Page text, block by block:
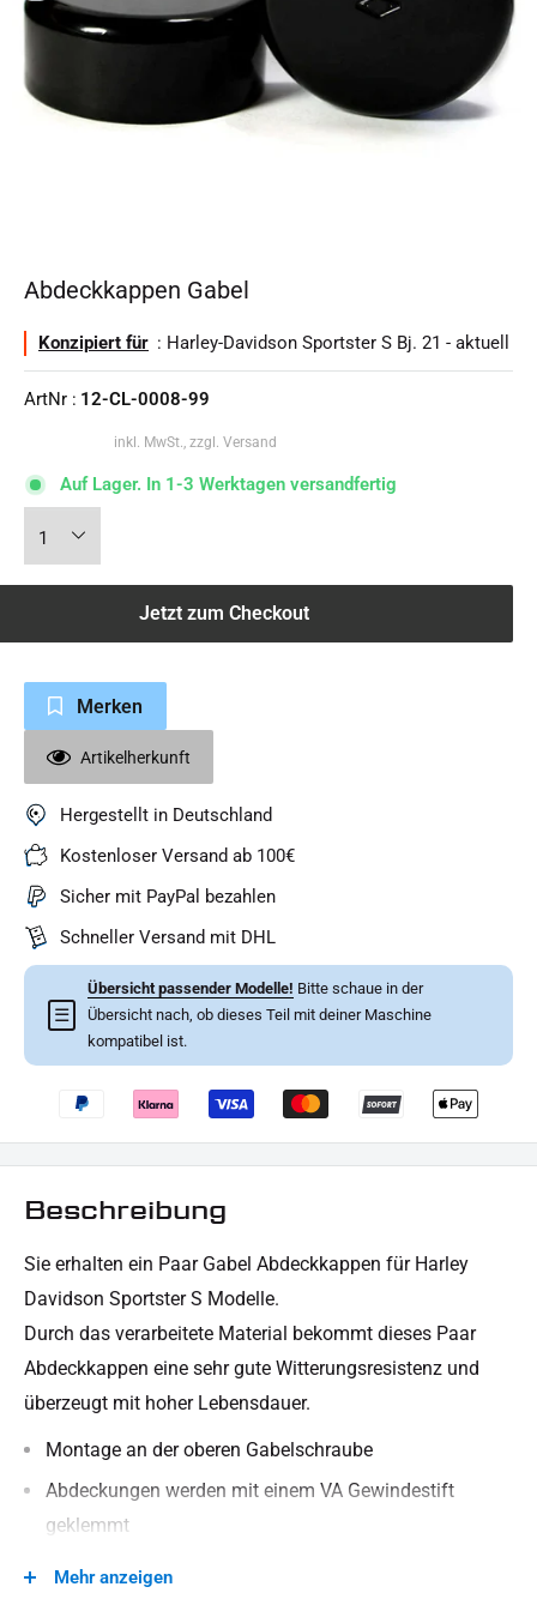
Abdeckkappen Gabel
Konzipiert für : Harley-Davidson Sportster S Bj. 21 - aktuell
ArtNr : 12-CL-0008-99
inkl. MwSt., zzgl. Versand
Auf Lager. In 1-3 Werktagen versandfertig
Jetzt zum Checkout
Merken
Artikelherkunft
Hergestellt in Deutschland
Kostenloser Versand ab 100€
Sicher mit PayPal bezahlen
Schneller Versand mit DHL
☰
Übersicht passender Modelle! Bitte schaue in der
Übersicht nach, ob dieses Teil mit deiner Maschine
kompatibel ist.
Beschreibung
Sie erhalten ein Paar Gabel Abdeckkappen für Harley
Davidson Sportster S Modelle.
Durch das verarbeitete Material bekommt dieses Paar
Abdeckkappen eine sehr gute Witterungsresistenz und
überzeugt mit hoher Lebensdauer.
Montage an der oberen Gabelschraube
Abdeckungen werden mit einem VA Gewindestift
geklemmt
hochfestes CNC-gefertigtes Aluminium Cover
Mehr anzeigen